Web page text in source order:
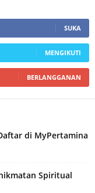
SUKA
MENGIKUTI
BERLANGGANAN
di MyPertamina
Spiritual